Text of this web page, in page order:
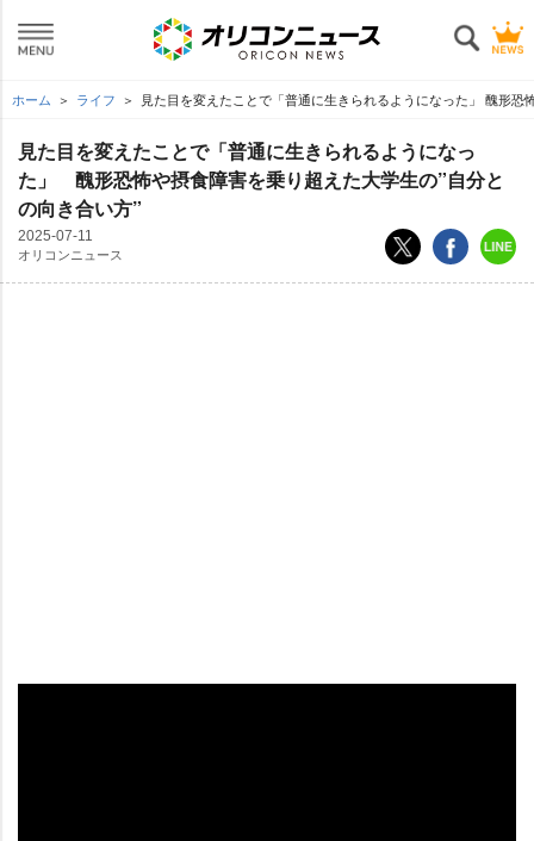
ホーム ライフ 見た目を変えたことで「普通に生きられるようになった」 醜形
見た目を変えたことで「普通に生きられるようになっ
た」 醜形恐怖や摂食障害を乗り超えた大学生の”自分と
の向き合い方”
2025-07-11
オリコンニュース